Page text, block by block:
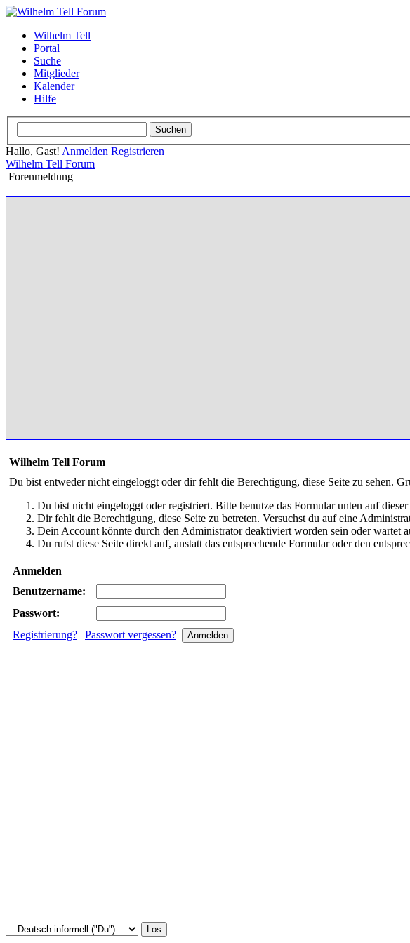
Wilhelm Tell
Portal
Suche
Mitglieder
Kalender
Hilfe
Hallo, Gast! Anmelden Registrieren
Wilhelm Tell Forum
Forenmeldung
Wilhelm Tell Forum
Du bist entweder nicht eingeloggt oder dir fehlt die Berechtigung, diese Seite zu sehen.
Du bist nicht eingeloggt oder registriert. Bitte benutze das Formular unten auf
Dir fehlt die Berechtigung, diese Seite zu betreten. Versuchst du auf eine
Dein Account könnte durch den Administrator deaktiviert worden sein oder wartet
Du rufst diese Seite direkt auf, anstatt das entsprechende Formular oder den
Anmelden
Benutzername:
Passwort:
Registrierung? | Passwort vergessen?